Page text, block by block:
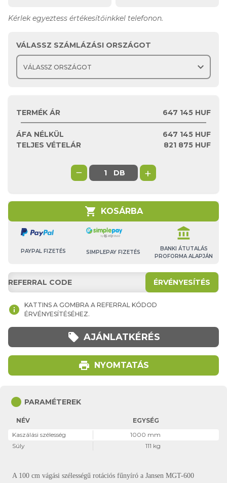
Kérlek egyeztess értékesítőinkkel telefonon.
VÁLASSZ SZÁMLÁZÁSI ORSZÁGOT
expand_more
TERMÉK ÁR 647 145 HUF
ÁFA NÉLKÜL 647 145 HUF
TELJES VÉTELÁR
821 875 HUF
− DB +
shopping_cart KOSÁRBA
PAYPAL FIZETÉS SIMPLEPAY FIZETÉS
account_balance
BANKI ÁTUTALÁS
PROFORMA ALAPJÁN
ÉRVÉNYESÍTÉS
info
KATTINS A GOMBRA A REFERRAL KÓDOD
ÉRVÉNYESÍTÉSÉHEZ.
local_offer AJÁNLATKÉRÉS
print NYOMTATÁS
circle PARAMÉTEREK
NÉV
EGYSÉG
Kaszálási szélesség
1000 mm
Súly
111 kg
A 100 cm vágási szélességű rotációs fűnyíró a Jansen MGT-600